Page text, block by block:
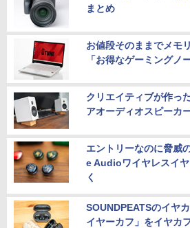
まとめ
お値段そのままでメモ
「お得なゲーミングノ
クリエイティブが作っ
アオーディオスピーカ
エントリーなのに脅威
e Audioワイヤレスイ
く
SOUNDPEATSのイヤ
イヤーカフ」をイヤカ